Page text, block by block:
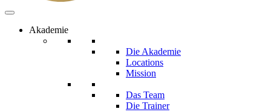
Akademie
Die Akademie
Locations
Mission
Das Team
Die Trainer